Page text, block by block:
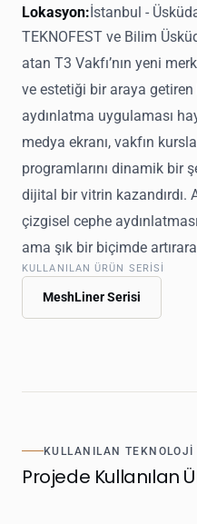
Lokasyon İstanbul -
TEKNOFEST ve Bilim
atan T3 Vakfı’nın yeni
ve estetiği bir araya getiren
aydınlatma uygulaması
medya ekranı, vakfın
programlarını dinamik bir
dijital bir vitrin kazandırdı.
çizgisel cephe
ama şık bir biçimde
KULLANILAN ÜRÜN SERISI
MeshLiner Serisi
KULLANILAN TEKNOLOJI
Projede Kullanılan